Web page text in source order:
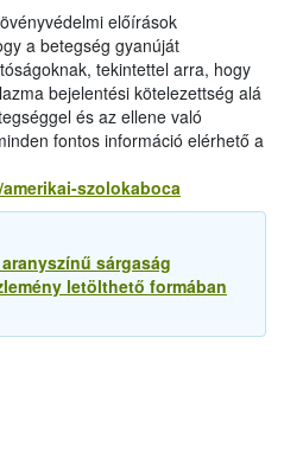
előírások
a betegség gyanúját
tekintettel arra, hogy
bejelentési kötelezettség alá
és az ellene való
fontos információ elérhető a
szolokaboca
sárgaság
letölthető formában